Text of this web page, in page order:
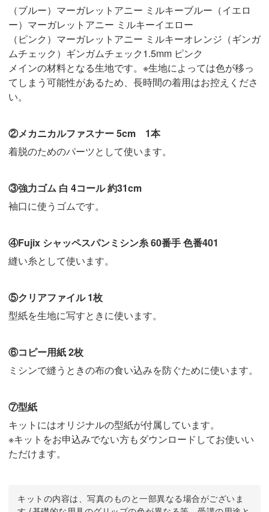
（ブルー）マーガレットアニー ミルキーブルー（イエロ
ー）マーガレットアニー ミルキーイエロー
（ピンク）マーガレットアニー ミルキーオレンジ（ギンガ
ムチェック）ギンガムチェック1.5mm ピンク
メインの材料となる生地です。※生地によっては色が移っ
てしまう可能性があるため、長時間の着用はお控えくださ
い。
②メカニカルファスナー 5cm 1本
着脱のためのパーツとして使います。
③強力ゴム 白 4コール 約31cm
袖口に使うゴムです。
④Fujix シャッペスパンミシン糸 60番手 色番401
縫い糸として使います。
⑤クリアファイル 1枚
型紙を生地に写すときに使います。
⑥コピー用紙 2枚
ミシンで縫うときの布の食い込みを防ぐために使います。
⑦型紙
キットにはオリジナルの型紙が付属しています。
※キットをお申込みでない方もダウンロードしてお使いい
ただけます。
キットの内容は、写真のものと一部異なる場合がございま